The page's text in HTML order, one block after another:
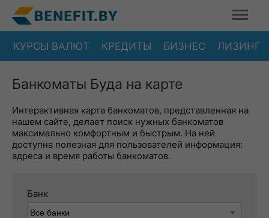
КУРСЫ ВАЛЮТ КРЕДИТЫ БИЗНЕС ЛИЗИНГ
Банкоматы Буда на карте
Интерактивная карта банкоматов, представленная на
нашем сайте, делает поиск нужных банкоматов
максимально комфортным и быстрым. На ней
доступна полезная для пользователей информация:
адреса и время работы банкоматов.
Банк